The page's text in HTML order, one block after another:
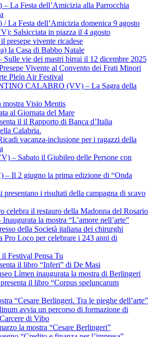
La Festa dell’Amicizia alla Parrocchia
La Festa dell’Amicizia domenica 9 agosto
Salsicciata in piazza il 4 agosto
presepe vivente ricadese
la Casa di Babbo Natale
Sulle vie dei mastri birrai il 12 dicembre 2025
Vivente al Convento dei Frati Minori
Plein Air Festival
CALABRO (VV) – La Sagra della
Visio Mentis
al Giornata del Mare
il il Rapporto di Banca d’Italia
Calabria.
vacanza-inclusione per i ragazzi della
– Sabato il Giubileo delle Persone con
Il 2 giugno la prima edizione di “Onda
i risultati della campagna di scavo
celebra il restauro della Madonna del Rosario
la mostra “L’amore nell’arte”
della Società italiana dei chirurghi
Pro Loco per celebrare i 243 anni di
Festival Pensa Tu
il libro “Inferi” di De Masi
Lìmen inaugurata la mostra di Berlingeri
il libro “Corpus speluncarum
“Cesare Berlingeri. Tra le pieghe dell’arte”
avvia un percorso di formazione di
di Vibo
la mostra “Cesare Berlingeri”